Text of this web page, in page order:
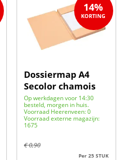
Dossiermap A4
Secolor chamois
Op werkdagen voor 14:30
besteld, morgen in huis.
Voorraad Heerenveen: 0
Voorraad externe magazijn:
1675
€0,90
14%
Per 25 STUK